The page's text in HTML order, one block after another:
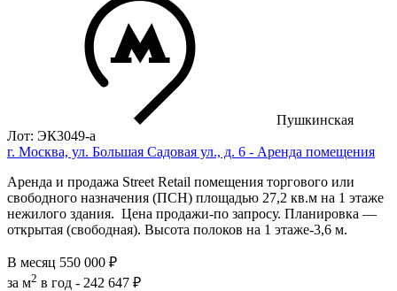
Пушкинская
Лот: ЭК3049-a
г. Москва, ул. Большая Садовая ул., д. 6 - Аренда помещения
Аренда и продажа Street Retail помещения торгового или
свободного назначения (ПСН) площадью 27,2 кв.м на 1 этаже
нежилого здания. Цена продажи-по запросу. Планировка —
открытая (свободная). Высота полоков на 1 этаже-3,6 м.
В месяц 550 000 ₽
за м2 в год - 242 647 ₽